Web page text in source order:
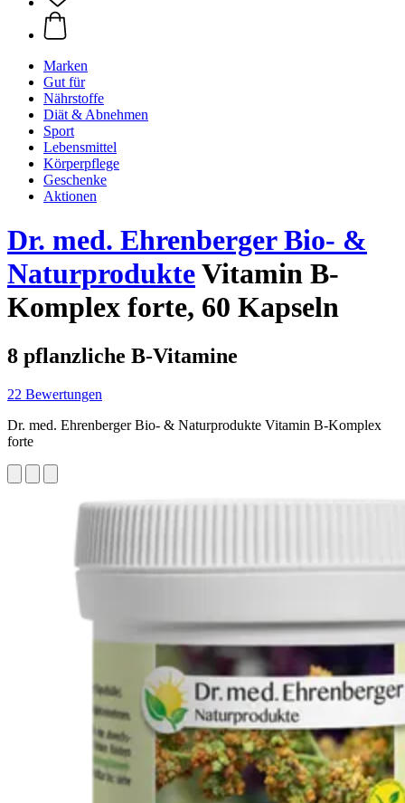
Marken
Gut für
Nährstoffe
Diät & Abnehmen
Sport
Lebensmittel
Körperpflege
Geschenke
Aktionen
Dr. med. Ehrenberger Bio- &
NaturprodukteVitamin B-
Komplex forte, 60 Kapseln
8 pflanzliche B-Vitamine
22 Bewertungen
Dr. med. Ehrenberger Bio- & Naturprodukte Vitamin B-Komplex
forte